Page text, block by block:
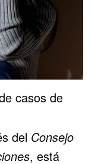
casos de
del Consejo
, está